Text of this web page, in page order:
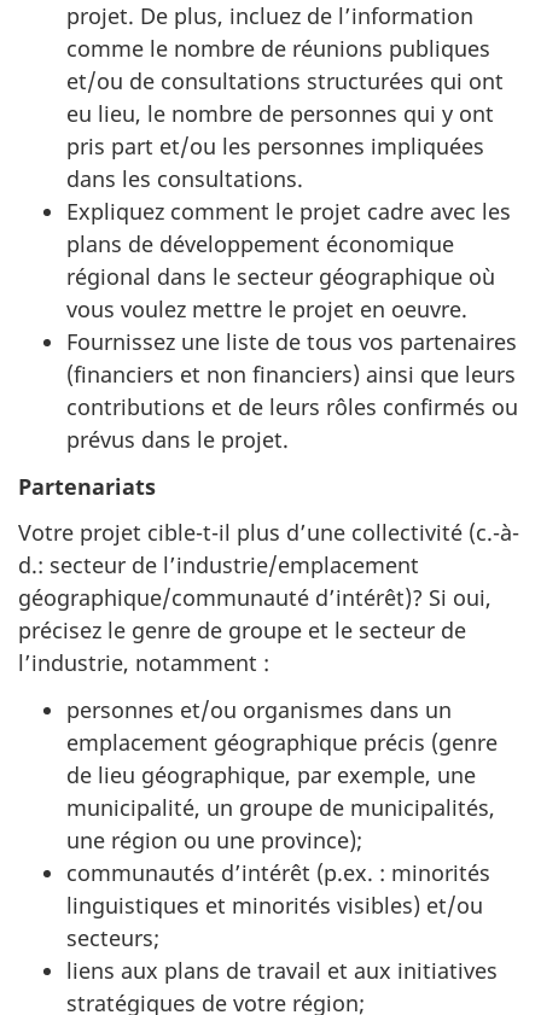
projet. De plus, incluez de l’information
comme le nombre de réunions publiques
et/ou de consultations structurées qui ont
eu lieu, le nombre de personnes qui y ont
pris part et/ou les personnes impliquées
dans les consultations.
Expliquez comment le projet cadre avec les
plans de développement économique
régional dans le secteur géographique où
vous voulez mettre le projet en oeuvre.
Fournissez une liste de tous vos partenaires
(financiers et non financiers) ainsi que leurs
contributions et de leurs rôles confirmés ou
prévus dans le projet.
Partenariats
Votre projet cible-t-il plus d’une collectivité (c.-à-
d.: secteur de l’industrie/emplacement
géographique/communauté d’intérêt)? Si oui,
précisez le genre de groupe et le secteur de
l’industrie, notamment :
personnes et/ou organismes dans un
emplacement géographique précis (genre
de lieu géographique, par exemple, une
municipalité, un groupe de municipalités,
une région ou une province);
communautés d’intérêt (p.ex. : minorités
linguistiques et minorités visibles) et/ou
secteurs;
liens aux plans de travail et aux initiatives
stratégiques de votre région;